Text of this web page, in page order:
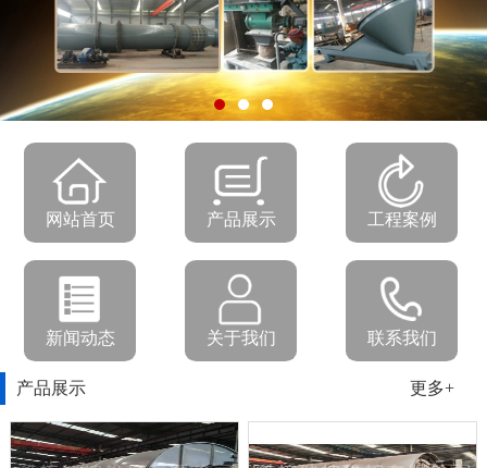
网站首页 产品展示 工程案例
新闻动态 关于我们 联系我们
产品展示 更多+